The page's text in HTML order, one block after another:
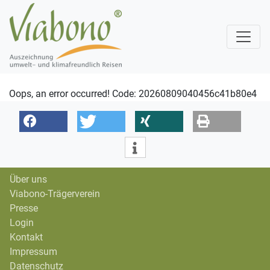
Oops, an error occurred! Code: 20260809040456c41b80e4
Über uns
Viabono-Trägerverein
Presse
Login
Kontakt
Impressum
Datenschutz